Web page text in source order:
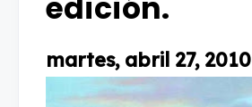
edición.
martes, abril 27, 2010